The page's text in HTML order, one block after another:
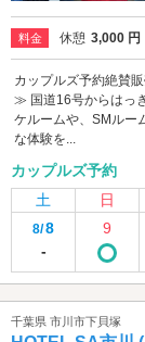
料金 休憩 3,000 円
カップルズ予約絶賛
≫ 国道16号からはっ
ケルームや、SMルー
な体験を...
カップルズ予約
土
日
8/8
-
9
千葉県 市川市下貝塚